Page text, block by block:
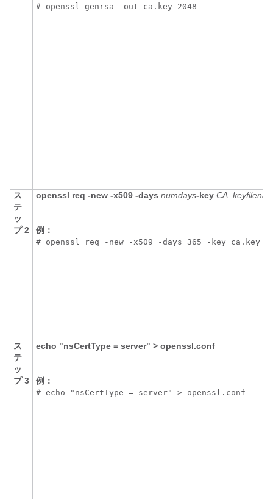
# openssl genrsa -out ca.key 2048
ス
テ
ッ
プ 2
openssl req -new -x509 -days numdays-key
例：
# openssl req -new -x509 -days 365 -key ca.key
ス
テ
ッ
プ 3
echo "nsCertType = server" > openssl.conf
例：
# echo "nsCertType = server" > openssl.conf